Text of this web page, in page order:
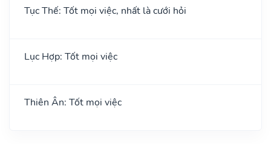
Tục Thế: Tốt mọi việc, nhất là cưới hỏi
Lục Hợp: Tốt mọi việc
Thiên Ân: Tốt mọi việc